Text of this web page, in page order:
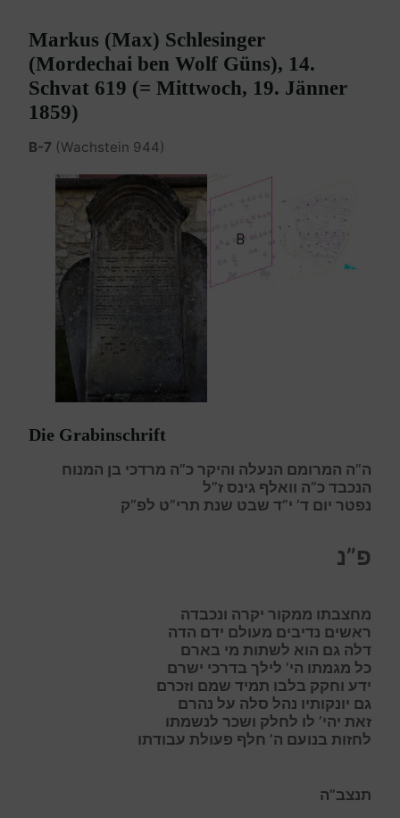
Markus (Max) Schlesinger
(Mordechai ben Wolf Güns), 14.
Schvat 619 (= Mittwoch, 19. Jänner
1859)
B-7 (Wachstein 944)
Die Grabinschrift
ה”ה המרומם הנעלה והיקר כ”ה מרדכי בן המנוח
הנכבד כ”ה וואלף גינס ז”ל
נפטר יום ד’ י”ד שבט שנת תרי”ט לפ”ק
פ”נ
מחצבתו ממקור יקרה ונכבדה
ראשים נדיבים מעולם ידם הדה
דלה גם הוא לשתות מי בארם
כל מגמתו הי’ לילך בדרכי ישרם
ידע וחקק בלבו תמיד שמם וזכרם
גם יונקותיו נהל סלה על נהרם
זאת יהי’ לו לחלק ושכר לנשמתו
לחזות בנועם ה’ חלף פעולת עבודתו
תנצב”ה